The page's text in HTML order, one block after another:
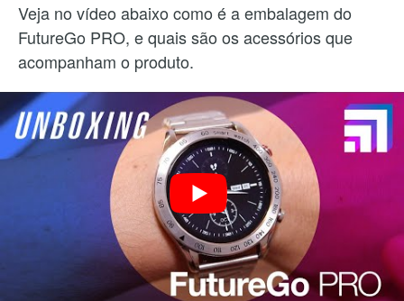
Veja no vídeo abaixo como é a embalagem do
FutureGo PRO, e quais são os acessórios que
acompanham o produto.